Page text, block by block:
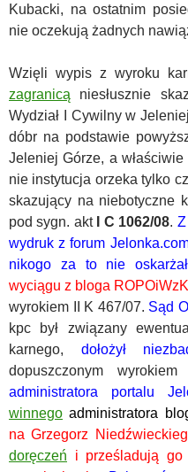
Kubacki, na ostatnim
nie oczekują żadnych
Wzięli wypis z wyroku
zagranicą niesłusznie
Wydział I Cywilny w
dóbr na podstawie
Jeleniej Górze, a
nie instytucja orzeka tylko
skazujący na niebotyczne
pod sygn. akt
I C 1062/08.
wydruk z forum
nikogo za to nie
wyciągu z bloga
wyrokiem II K 467/07. Sąd
kpc był związany
karnego, dołożył
dopuszczonym
administratora portalu
winnego administratora
na Grzegorz
doręczeń i prześladują